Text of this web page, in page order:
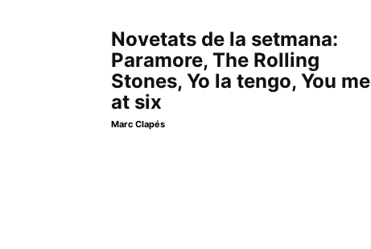
Novetats de la setmana:
Paramore, The Rolling
Stones, Yo la tengo, You me
at six
Marc Clapés